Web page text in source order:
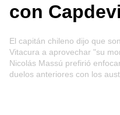
con
El capitán chileno dijo que
Vitacura a aprovechar "su
Nicolás Massú prefirió
duelos anteriores con los